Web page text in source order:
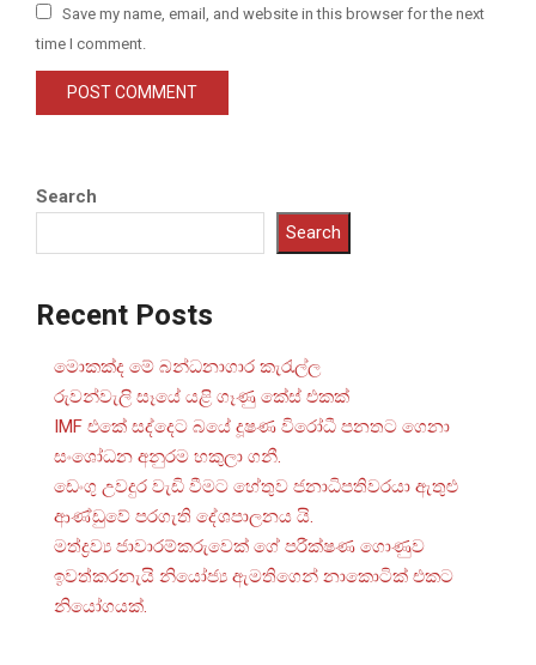
Save my name, email, and website in this browser for the next
time I comment.
Search
Search
Recent Posts
මොකක්ද මේ බන්ධනාගාර කැරැල්ල
රුවන්වැලි සෑයේ යළි ගෑණු කේස් එකක්
IMF එකේ සද්දෙට බයේ දූෂණ විරෝධී පනතට ගෙනා
සංශෝධන අනුරම හකුලා ගනී.
ඩෙංගු උවදුර වැඩි වීමට හේතුව ජනාධිපතිවරයා ඇතුළු
ආණ්ඩුවේ පරගැති දේශපාලනය යි.
මත්ද්‍රව්‍ය ජාවාරම්කරුවෙක් ගේ පරීක්ෂණ ගොණුව
ඉවත්කරනැයි නියෝජ්‍ය ඇමතිගෙන් නාකොටික් එකට
නියෝගයක්.